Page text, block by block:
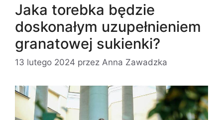
Jaka torebka będzie
doskonałym uzupełnieniem
granatowej sukienki?
13 lutego 2024 przez Anna Zawadzka